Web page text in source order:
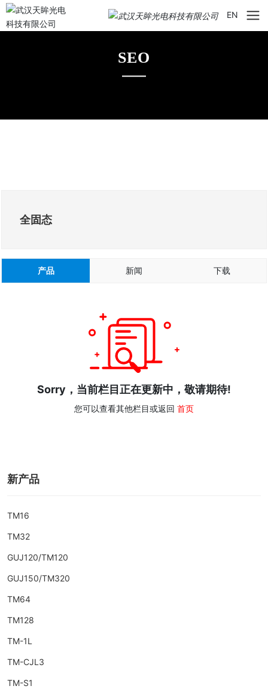
EN
SEO
SEO
SEO
全固态
产品 新闻 下载
Sorry，当前栏目正在更新中，敬请期待!
您可以查看其他栏目或返回 首页
新产品
TM16
TM32
GUJ120/TM120
GUJ150/TM320
TM64
TM128
TM-1L
TM-CJL3
TM-S1